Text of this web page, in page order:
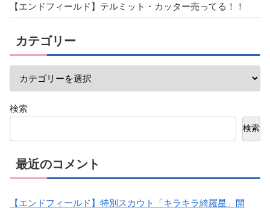
【エンドフィールド】テルミット・カッター売ってる！！
カテゴリー
検索
検索
最近のコメント
【エンドフィールド】特別スカウト「キラキラ綺羅星」開